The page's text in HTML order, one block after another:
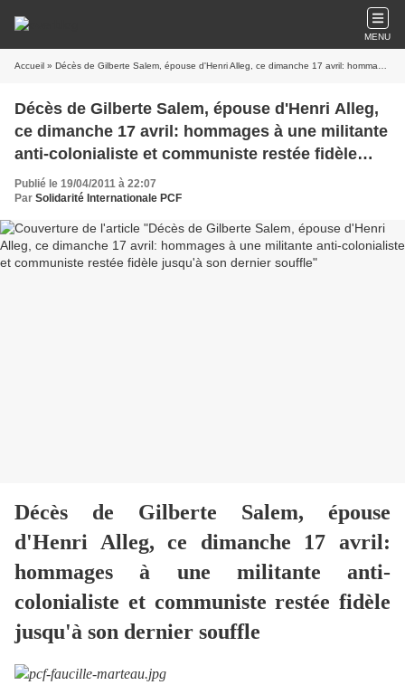
MENU
Accueil » Décès de Gilberte Salem, épouse d'Henri Alleg, ce dimanche 17 avril: hommages à une militante anti-colonialiste et communiste restée fidèle jusqu'à son dernier souffle
Décès de Gilberte Salem, épouse d'Henri Alleg,
ce dimanche 17 avril: hommages à une militante
anti-colonialiste et communiste restée fidèle
jusqu'à son dernier souffle
Publié le 19/04/2011 à 22:07
Par Solidarité Internationale PCF
Décès de Gilberte Salem, épouse
d'Henri Alleg, ce dimanche 17 avril:
hommages à une militante anti-
colonialiste et communiste restée fidèle
jusqu'à son dernier souffle